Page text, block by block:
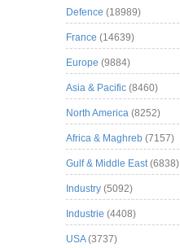
Defence (18989)
France (14639)
Europe (9884)
Asia & Pacific (8460)
North America (8252)
Africa & Maghreb (7157)
Gulf & Middle East(6838)
Industry (5092)
Industrie (4408)
USA(3737)